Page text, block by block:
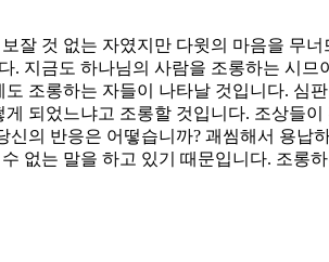
것 없는 자였지만 다윗의 마음을 무
지금도 하나님의 사람을 조롱하는 시므
조롱하는 자들이 나타날 것입니다. 심
되었느냐고 조롱할 것입니다. 조상들
의 반응은 어떻습니까? 괘씸해서 용납
없는 말을 하고 있기 때문입니다. 조롱